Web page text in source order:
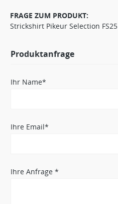
FRAGE ZUM PRODUKT:
Strickshirt Pikeur Selection FS25
Produktanfrage
Ihr Name*
Ihre Email*
Ihre Anfrage *